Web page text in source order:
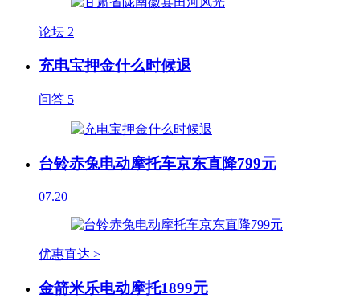
论坛 2
充电宝押金什么时候退
问答 5
台铃赤兔电动摩托车京东直降799元
07.20
优惠直达 >
金箭米乐电动摩托1899元